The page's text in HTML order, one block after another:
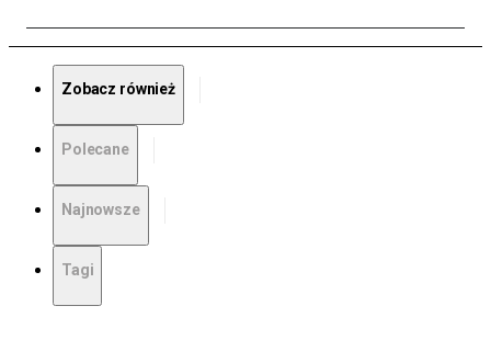
Zobacz również
Polecane
Najnowsze
Tagi